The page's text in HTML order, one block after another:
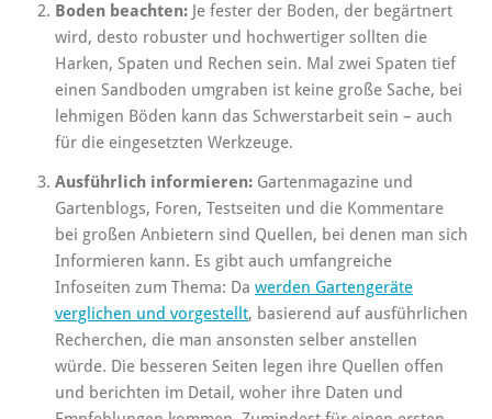
Boden beachten: Je fester der Boden, der begärtnert
wird, desto robuster und hochwertiger sollten die
Harken, Spaten und Rechen sein. Mal zwei Spaten tief
einen Sandboden umgraben ist keine große Sache, bei
lehmigen Böden kann das Schwerstarbeit sein – auch
für die eingesetzten Werkzeuge.
Ausführlich informieren: Gartenmagazine und
Gartenblogs, Foren, Testseiten und die Kommentare
bei großen Anbietern sind Quellen, bei denen man sich
Informieren kann. Es gibt auch umfangreiche
Infoseiten zum Thema: Da werden Gartengeräte
verglichen und vorgestellt, basierend auf ausführlichen
Recherchen, die man ansonsten selber anstellen
würde. Die besseren Seiten legen ihre Quellen offen
und berichten im Detail, woher ihre Daten und